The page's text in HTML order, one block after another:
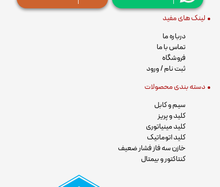
لینک های مفید
درباره ما
تماس با ما
فروشگاه
ثبت نام / ورود
دسته بندی محصولات
سیم و کابل
کلید و پریز
کلید مینیاتوری
کلید اتوماتیک
خازن سه فاز فشار ضعیف
کنتاکتور و بیمتال